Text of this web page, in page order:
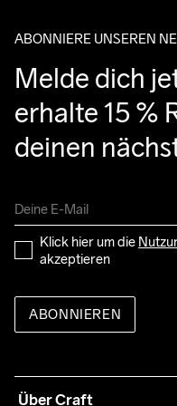
ABONNIERE UNSEREN
Melde dich
erhalte 15 %
deinen
Klick hier um die
akzeptieren
ABONNIEREN
Über Craft